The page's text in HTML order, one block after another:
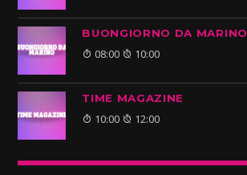
BUONGIORNO DA MARINO
08:00 10:00
TIME MAGAZINE
10:00 12:00